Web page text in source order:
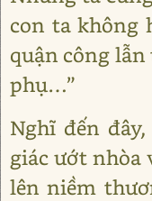
con ta không
quận công
phụ…”
Nghĩ đến
giác ướt
lên niềm